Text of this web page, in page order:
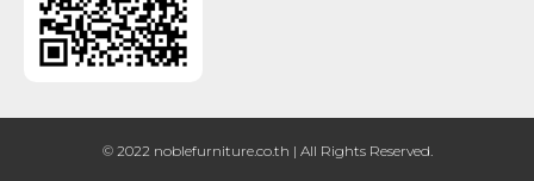
© 2022 noblefurniture.co.th | All Rights Reserved.